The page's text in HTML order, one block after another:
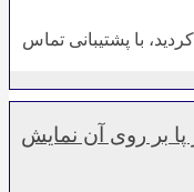
با پشتیبانی تماس
بر روی آن نمایش